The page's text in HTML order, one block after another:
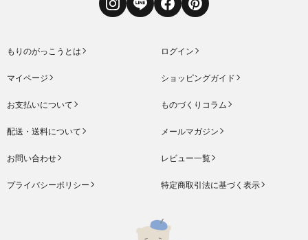
InstagramLINE FacebookPinterest
もりのがっこうとは ログイン
マイページ ショッピングガイド
お支払いについて ものづくりコラム
配送・送料について メールマガジン
お問い合わせ レビュー一覧
プライバシーポリシー 特定商取引法に基づく表示